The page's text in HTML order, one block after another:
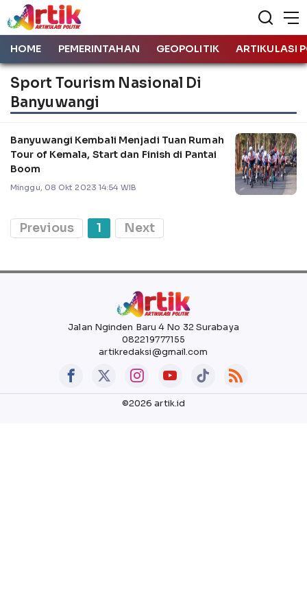
HOME PEMERINTAHAN GEOPOLITIK ARTIKULASI
Sport Tourism Nasional Di
Banyuwangi
Banyuwangi Kembali Menjadi Tuan Rumah
Tour of Kemala, Start dan Finish di Pantai
Boom
Minggu, 08 Okt 2023 14:54 WIB
Previous 1 Next
Jalan Nginden Baru 4 No 32 Surabaya
082219777155
artikredaksi@gmail.com
©2026 artik.id